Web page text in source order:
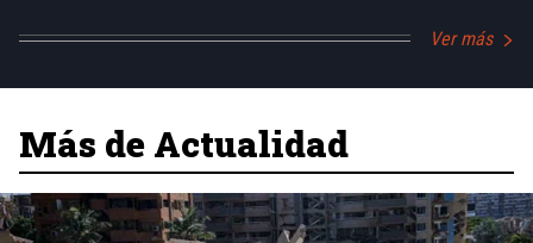
Ver más
Más de Actualidad